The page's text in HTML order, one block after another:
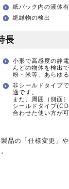
紙パック内の液体
絶縁物の検出
長
小形で高感度の静
んどの物体を検出
粉・米等、あらゆ
非シールドタイプ
適です。
また、周囲（側面
シールドタイプ
合わせた使い方が
品の「仕様変更」